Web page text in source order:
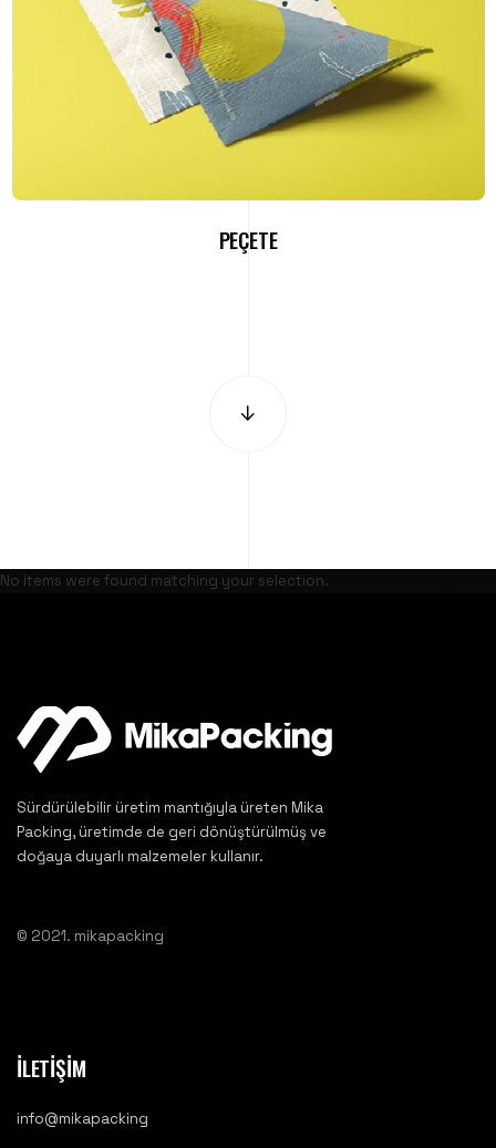
PEÇETE
No items were found matching your selection.
Sürdürülebilir üretim mantığıyla üreten Mika
Packing, üretimde de geri dönüştürülmüş ve
doğaya duyarlı malzemeler kullanır.
© 2021. mikapacking
İLETİŞİM
info@mikapacking